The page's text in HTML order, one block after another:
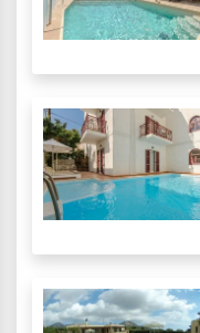
Μεθώνη
Μεσσηνία
Μετέωρα
Μέτσοβο
Μουζάκι